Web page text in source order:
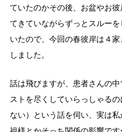
ていたのかその後、お盆やお
てきていながらずっとスルー
いたので、今回の春彼岸は４
しました。
話は飛びますが、患者さんの
ストを尽くしていらっしゃる
ない）という話を伺い、実は